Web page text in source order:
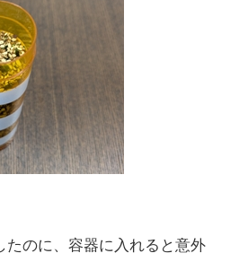
たのに、容器に入れると意外